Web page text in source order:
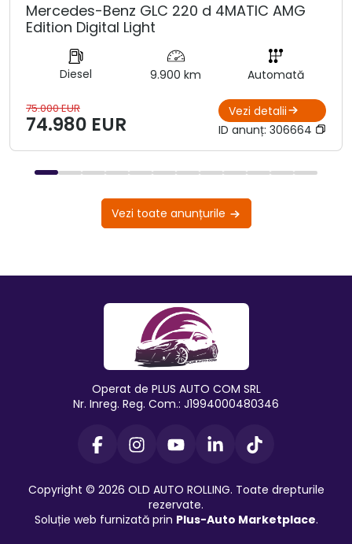
Mercedes-Benz GLC 220 d 4MATIC AMG
Edition Digital Light
Diesel 9.900 km Automată
75.000 EUR
74.980 EUR
Vezi detalii
ID anunț: 306664
Vezi toate anunțurile
Operat de PLUS AUTO COM SRL
Nr. Inreg. Reg. Com.: J1994000480346
Copyright © 2026 OLD AUTO ROLLING. Toate drepturile
rezervate.
Soluție web furnizată prin Plus-Auto Marketplace.